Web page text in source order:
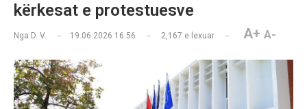
kërkesat e protestuesve
Nga D. V. 19.06.2026 16:56 2,167 e lexuar A+ A-